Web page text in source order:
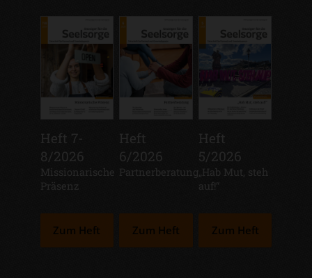
Heft 7-
8/2026
:
Missionarische
Präsenz
Zum Heft
Heft
6/2026
:
Partnerberatung
Zum Heft
Heft
5/2026
:„Hab Mut, steh
auf!“
Zum Heft